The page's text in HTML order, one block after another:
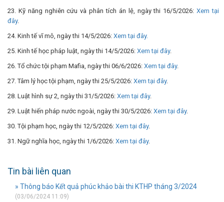
23. Kỹ năng nghiên cứu và phân tích án lệ, ngày thi 16/5/2026:Xem tại
đây.
24. Kinh tế vĩ mô, ngày thi 14/5/2026: Xem tại đây.
25. Kinh tế học pháp luật, ngày thi 14/5/2026: Xem tại đây.
26. Tổ chức tội phạm Mafia, ngày thi 06/6/2026: Xem tại đây.
27. Tâm lý học tội phạm, ngày thi 25/5/2026: Xem tại đây.
28. Luật hình sự 2, ngày thi 31/5/2026: Xem tại đây.
29. Luật hiến pháp nước ngoài, ngày thi 30/5/2026: Xem tại đây.
30. Tội phạm học, ngày thi 12/5/2026: Xem tại đây.
31. Ngữ nghĩa học, ngày thi 1/6/2026: Xem tại đây.
Tin bài liên quan
» Thông báo Kết quả phúc khảo bài thi KTHP tháng 3/2024
(03/06/2024 11:09)